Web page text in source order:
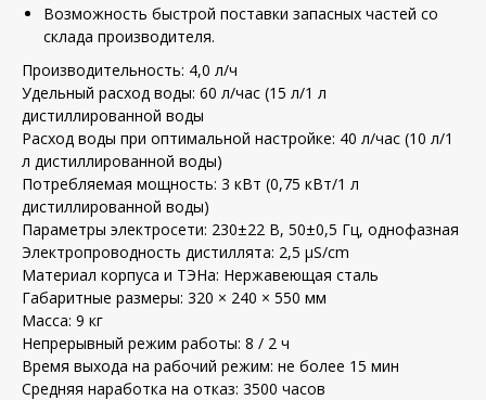
Возможность быстрой поставки запасных частей со
склада производителя.
Производительность: 4,0 л/ч
Удельный расход воды: 60 л/час (15 л/1 л
дистиллированной воды
Расход воды при оптимальной настройке: 40 л/час (10 л/1
л дистиллированной воды)
Потребляемая мощность: 3 кВт (0,75 кВт/1 л
дистиллированной воды)
Параметры электросети: 230±22 В, 50±0,5 Гц, однофазная
Электропроводность дистиллята: 2,5 μS/cm
Материал корпуса и ТЭНа: Нержавеющая сталь
Габаритные размеры: 320 × 240 × 550 мм
Масса: 9 кг
Непрерывный режим работы: 8 / 2 ч
Время выхода на рабочий режим: не более 15 мин
Средняя наработка на отказ: 3500 часов